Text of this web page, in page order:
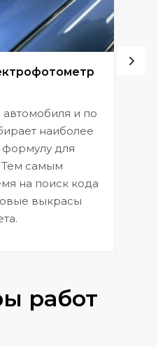
автомобиля и по
наиболее
для
Тем самым
на поиск кода
выкрасы
работ